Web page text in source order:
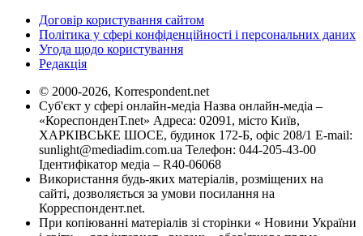
Договір користування сайтом
Політика у сфері конфіденційності і персональних даних
Угода щодо користування
Редакція
© 2000-2026, Korrespondent.net
Суб'єкт у сфері онлайн-медіа Назва онлайн-медіа –
«КореспонденТ.net» Адреса: 02091, місто Київ,
ХАРКІВСЬКЕ ШОСЕ, будинок 172-Б, офіс 208/1 E-mail:
sunlight@mediadim.com.ua Телефон: 044-205-43-00
Ідентифікатор медіа – R40-06068
Використання будь-яких матеріалів, розміщених на
сайті, дозволяється за умови посилання на
Корреспондент.net.
При копіюванні матеріалів зі сторінки « Новини України